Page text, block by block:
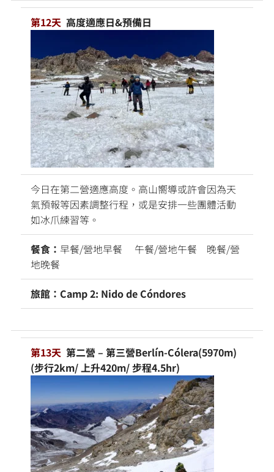
第12天 高度適應日&預備日
今日在第二營適應高度。高山嚮導或許會因為天
氣預報等因素調整行程，或是安排一些團體活動
如冰爪練習等。
餐食： 早餐/營地早餐 午餐/營地午餐 晚餐/營
地晚餐
旅館：Camp 2: Nido de Cóndores
第13天 第二營 – 第三營Berlín-Cólera(5970m)
(步行2km/ 上升420m/ 步程4.5hr)